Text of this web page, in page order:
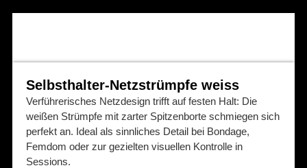
Selbsthalter-Netzstrümpfe weiss
Verführerisches Netzdesign trifft auf festen Halt: Die
weißen Strümpfe mit zarter Spitzenborte schmiegen sich
perfekt an. Ideal als sinnliches Detail bei Bondage,
Femdom oder zur gezielten visuellen Kontrolle in
Sessions.